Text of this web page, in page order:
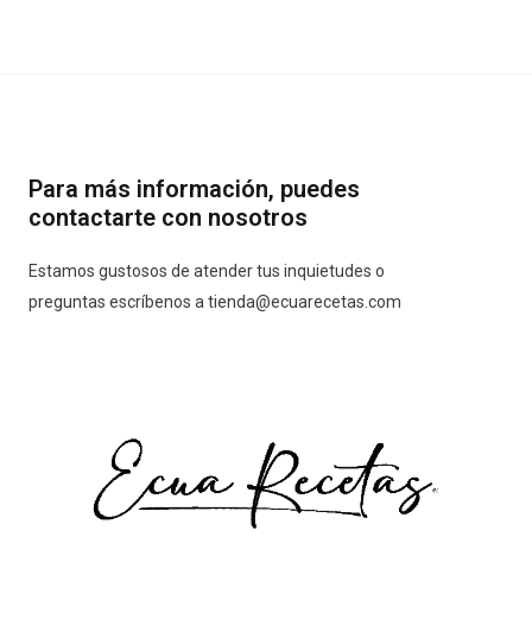
Para más información, puedes
contactarte con nosotros
Estamos gustosos de atender tus inquietudes o
preguntas escríbenos a tienda@ecuarecetas.com